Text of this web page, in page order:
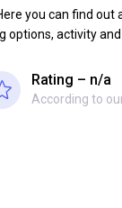
you can find
options, activity and
Rating – n/a
According to